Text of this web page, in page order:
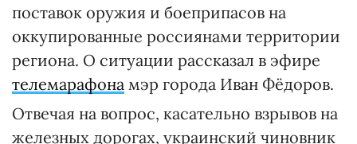
поставок оружия и боеприпасов на
оккупированные россиянами территории
региона. О ситуации рассказал в эфире
телемарафона мэр города Иван Фёдоров.
Отвечая на вопрос, касательно взрывов на
железных дорогах, украинский чиновник